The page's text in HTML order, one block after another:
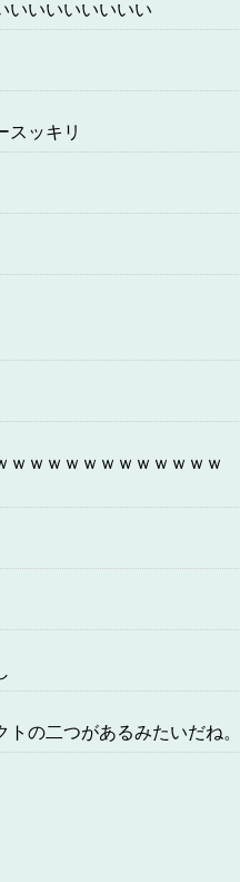
いいいいいいいい
ッキリ
ｗｗｗｗｗｗｗｗｗｗ
？
トの二つがあるみたいだね。